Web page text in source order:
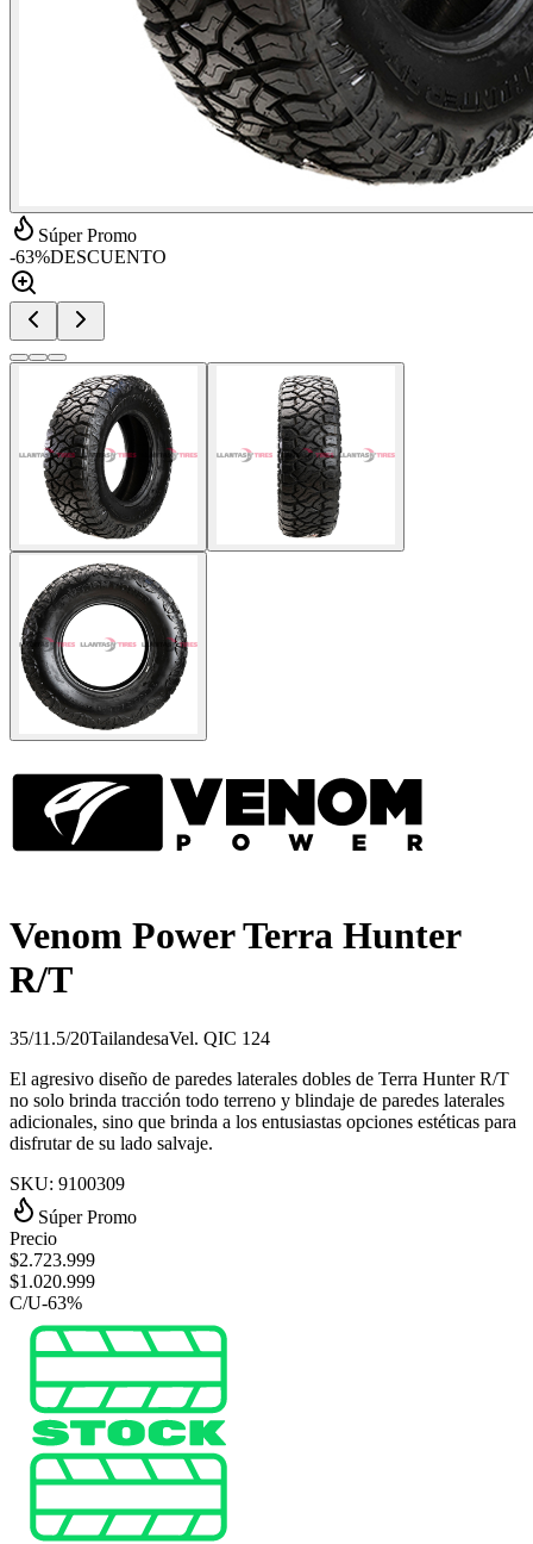
Súper Promo
-63%DESCUENTO
Venom Power Terra Hunter
R/T
35/11.5/20TailandesaVel. QIC 124
El agresivo diseño de paredes laterales dobles de Terra Hunter R/T
no solo brinda tracción todo terreno y blindaje de paredes laterales
adicionales, sino que brinda a los entusiastas opciones estéticas para
disfrutar de su lado salvaje.
SKU: 9100309
Súper Promo
Precio
$2.723.999
$1.020.999
C/U-63%